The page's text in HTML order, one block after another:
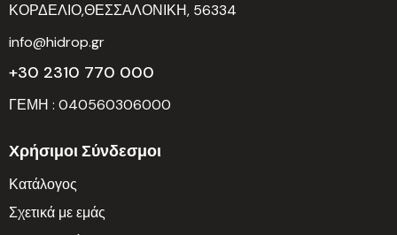
ΚΟΡΔΕΛΙΟ,ΘΕΣΣΑΛΟΝΙΚΗ, 56334
info@hidrop.gr
+30 2310 770 000
ΓΕΜΗ : 040560306000
Χρήσιμοι Σύνδεσμοι
Κατάλογος
Σχετικά με εμάς